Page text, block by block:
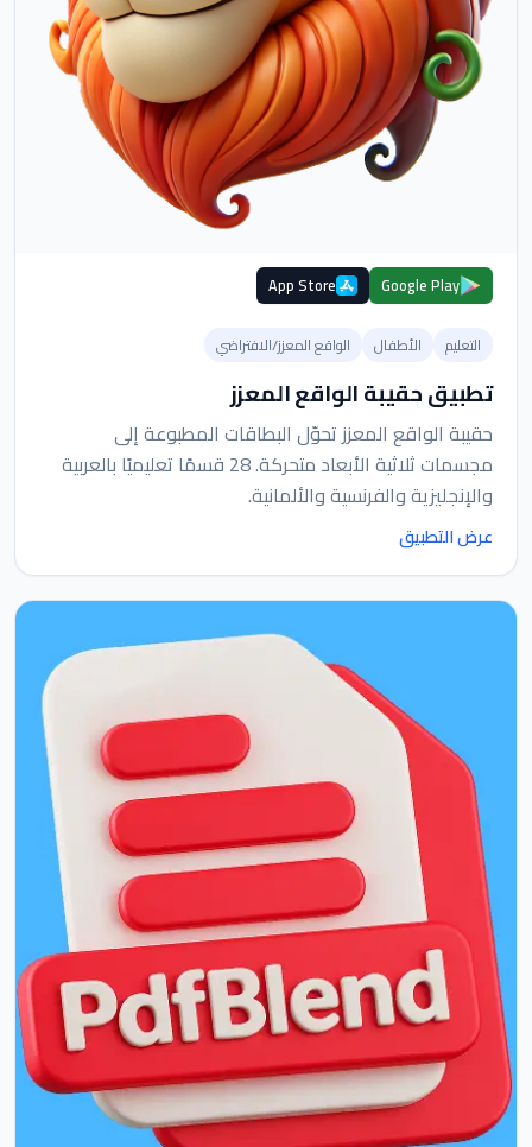
Google Play
App Store
التعليم الأطفال الواقع المعزز/الافتراضي
تطبيق حقيبة الواقع المعزز
حقيبة الواقع المعزز تحوّل البطاقات المطبوعة إلى
مجسمات ثلاثية الأبعاد متحركة. 28 قسمًا تعليميًا بالعربية
والإنجليزية والفرنسية والألمانية.
عرض التطبيق